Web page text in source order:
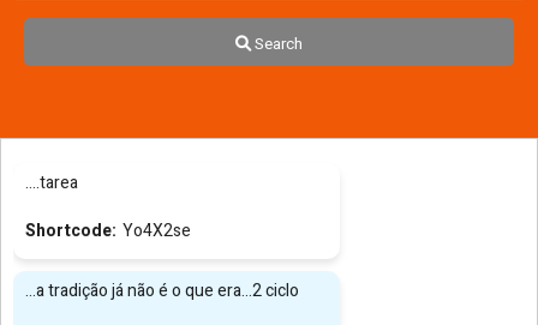
Search
....tarea
Yo4X2se
...a tradição já não é o que era...2 ciclo